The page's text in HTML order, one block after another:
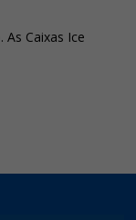
Caixas Ice